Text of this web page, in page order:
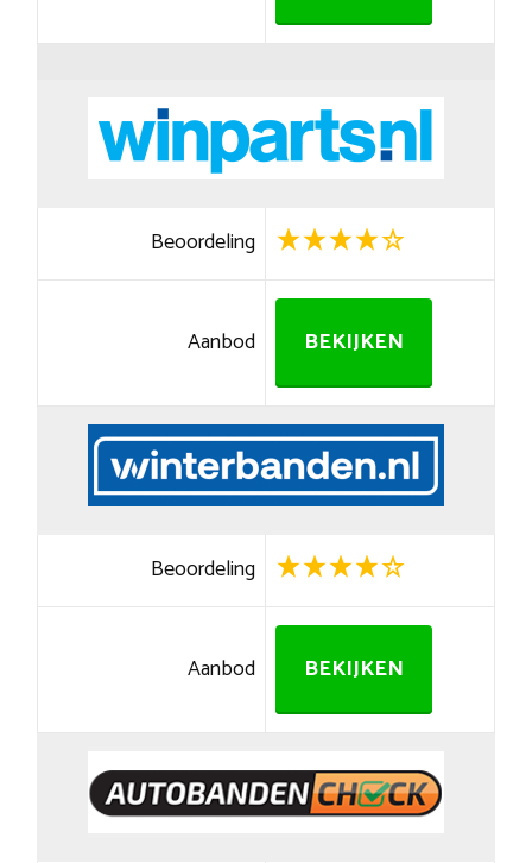
Beoordeling
Aanbod BEKIJKEN
Beoordeling
Aanbod BEKIJKEN